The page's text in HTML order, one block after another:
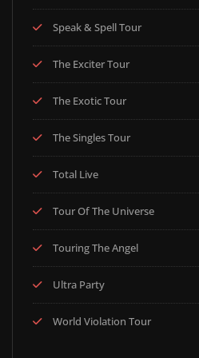
Speak & Spell Tour
The Exciter Tour
The Exotic Tour
The Singles Tour
Total Live
Tour Of The Universe
Touring The Angel
Ultra Party
World Violation Tour